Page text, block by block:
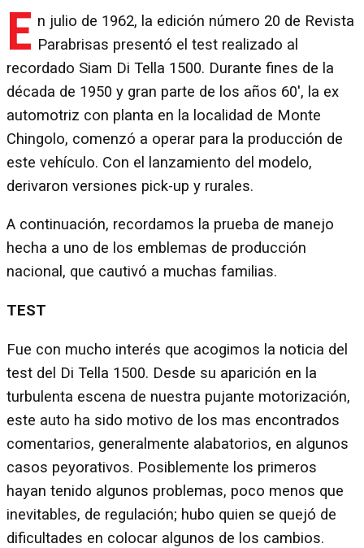
E n julio de 1962, la edición número 20 de Revista
Parabrisas presentó el test realizado al
recordado Siam Di Tella 1500. Durante fines de la
década de 1950 y gran parte de los años 60', la ex
automotriz con planta en la localidad de Monte
Chingolo, comenzó a operar para la producción de
este vehículo. Con el lanzamiento del modelo,
derivaron versiones pick-up y rurales.
A continuación, recordamos la prueba de manejo
hecha a uno de los emblemas de producción
nacional, que cautivó a muchas familias.
TEST
Fue con mucho interés que acogimos la noticia del
test del Di Tella 1500. Desde su aparición en la
turbulenta escena de nuestra pujante motorización,
este auto ha sido motivo de los mas encontrados
comentarios, generalmente alabatorios, en algunos
casos peyorativos. Posiblemente los primeros
hayan tenido algunos problemas, poco menos que
inevitables, de regulación; hubo quien se quejó de
dificultades en colocar algunos de los cambios.